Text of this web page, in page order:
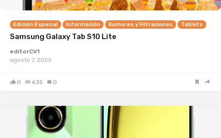
Edición Especial Información Rumores y Filtraciones Tablets
Samsung Galaxy Tab S10 Lite
editorCV1
agosto 7, 2025
0 635 0